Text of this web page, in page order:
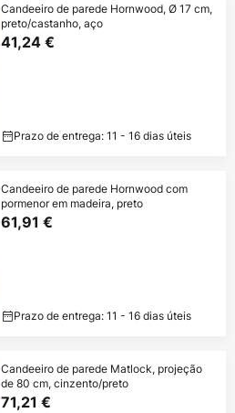
Candeeiro de parede Hornwood, Ø 17 cm,
preto/castanho, aço
41,24 €
Prazo de entrega: 11 - 16 dias úteis
Candeeiro de parede Hornwood com
pormenor em madeira, preto
61,91 €
Prazo de entrega: 11 - 16 dias úteis
Candeeiro de parede Matlock, projeção
de 80 cm, cinzento/preto
71,21 €